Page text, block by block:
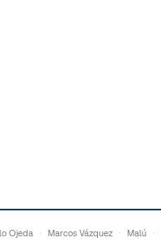
Ojeda Marcos Vázquez Malú